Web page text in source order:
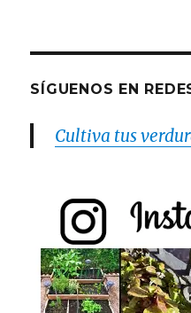
SÍGUENOS EN
Cultiva tus